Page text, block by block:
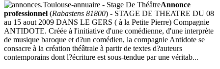
Annonce
professionnel (Rabastens 81800) - STAGE DE THEATRE DU 08
au 15 aout 2009 DANS LE GERS ( à la Petite Pierre) Compagnie
ANTIDOTE. Créée à l'initiative d'une comédienne, d'une interprète
de musique baroque et d?un comédien, la compagnie Antidote se
consacre à la création théâtrale à partir de textes d?auteurs
contemporains dont l?écriture est sous-tendue par une véritab...